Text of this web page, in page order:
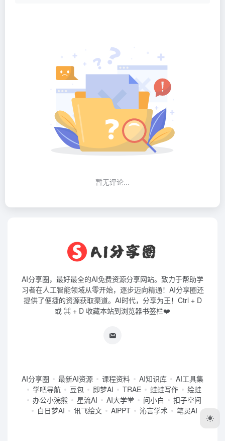
暂无评论...
AI分享圈，最好最全的AI免费资源分享网站。致力于帮助学
习者在人工智能领域从零开始，逐步迈向精通！AI分享圈还
提供了便捷的资源获取渠道。AI时代，分享为王！Ctrl + D
或 ⌘ + D 收藏本站到浏览器书签栏❤️
AI分享圈 最新AI资源 课程资料 AI知识库
AI工具集
学吧导航
豆包 即梦AI TRAE 蛙蛙写作
绘蛙
办公小浣熊
星流AI AI大学堂 问小白
扣子空间
白日梦AI
讯飞绘文 AiPPT 沁言学术 笔灵AI